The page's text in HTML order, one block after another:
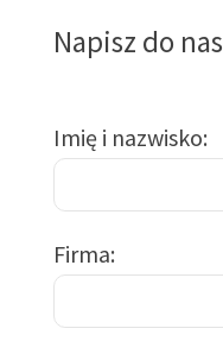
Napisz do nas
Imię i nazwisko
Firma